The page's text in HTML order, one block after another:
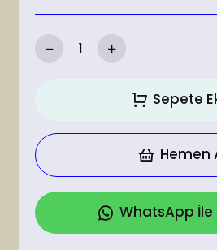
Sepete
Hemen
WhatsApp İle